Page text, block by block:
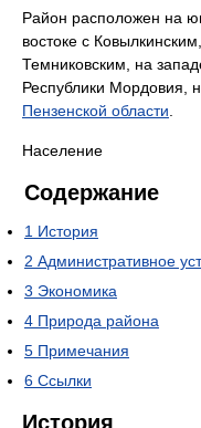
Район расположен на
востоке с
Темниковским, на
Республики Мордовия,
Пензенской области
Население
Содержание
1 История
2 Административное
3 Экономика
4 Природа района
5 Примечания
6 Ссылки
История